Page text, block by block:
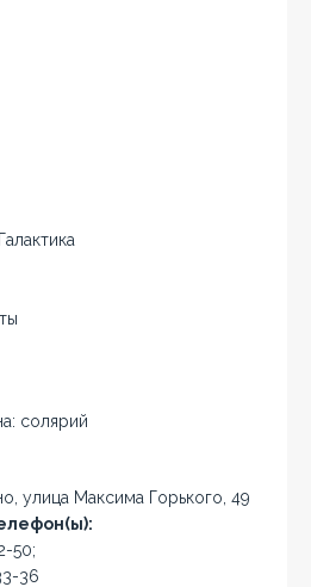
солярий
улица Максима Горького, 49
50;
36